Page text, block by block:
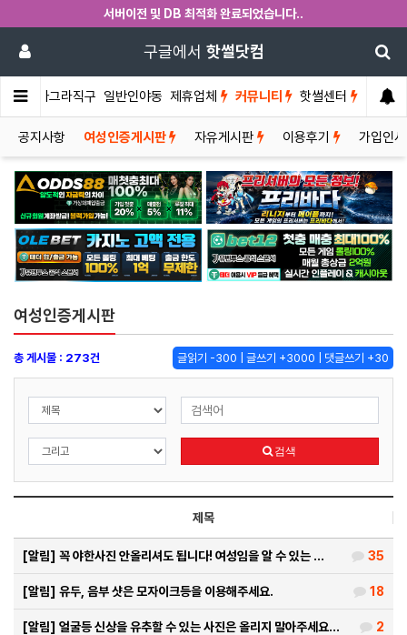
서버이전 및 DB 최적화 완료되었습니다..
구글에서 핫썰닷컴
비아그라직구 일반인야동 제휴업체 커뮤니티 핫썰센터
공지사항 여성인증게시판 자유게시판 이용후기 가입인
여성인증게시판
글읽기 -300 | 글쓰기 +3000 | 댓글쓰기 +30
총 게시물 : 273건
검색
제목
35
[알림] 꼭 야한사진 안올리셔도 됩니다! 여성임을 알 수 있는 …
18
[알림] 유두, 음부 샷은 모자이크등을 이용해주세요.
2
[알림] 얼굴등 신상을 유추할 수 있는 사진은 올리지 말아주세요…